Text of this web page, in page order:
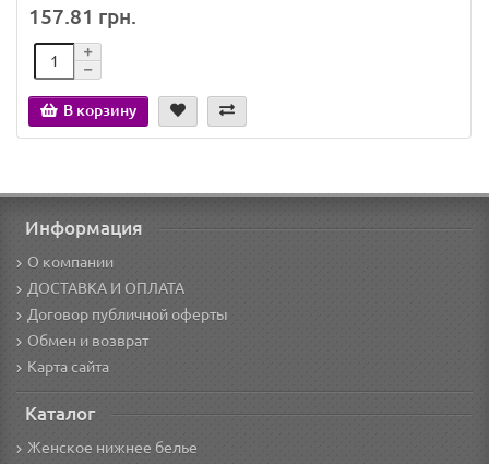
157.81 грн.
В корзину
Информация
О компании
ДОСТАВКА И ОПЛАТА
Договор публичной оферты
Обмен и возврат
Карта сайта
Каталог
Женское нижнее белье